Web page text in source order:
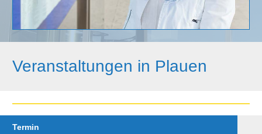
Veranstaltungen in Plauen
Termin